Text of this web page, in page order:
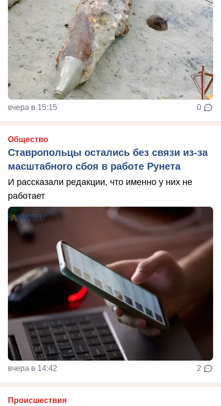
вчера в 15:15 0
Общество
Ставропольцы остались без связи из-за
масштабного сбоя в работе Рунета
И рассказали редакции, что именно у них не
работает
вчера в 14:42 2
Происшествия